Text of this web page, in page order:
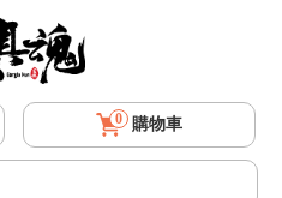
0 購物車